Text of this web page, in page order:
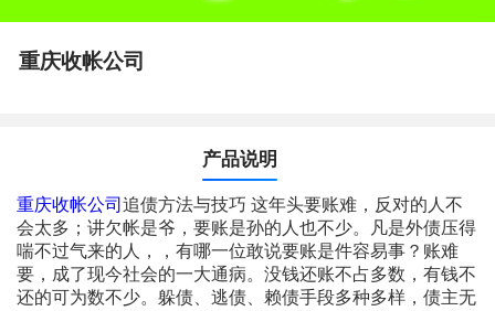
重庆收帐公司
产品说明
重庆收帐公司 追债方法与技巧 这年头要账难，反对的人不
会太多；讲欠帐是爷，要账是孙的人也不少。凡是外债压得
喘不过气来的人，，有哪一位敢说要账是件容易事？账难
要，成了现今社会的一大通病。没钱还账不占多数，有钱不
还的可为数不少。躲债、逃债、赖债手段多种多样，债主无